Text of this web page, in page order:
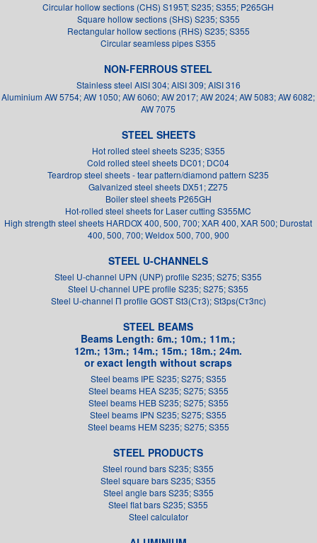
Circular hollow sections (CHS) S195T; S235; S355; P265GH
Square hollow sections (SHS) S235; S355
Rectangular hollow sections (RHS) S235; S355
Circular seamless pipes S355
NON-FERROUS STEEL
Stainless steel AISI 304; AISI 309; AISI 316
Aluminium AW 5754; AW 1050; AW 6060; AW 2017; AW 2024; AW 5083; AW 6082;
AW 7075
STEEL SHEETS
Hot rolled steel sheets S235; S355
Cold rolled steel sheets DC01; DC04
Teardrop steel sheets - tear pattern/diamond pattern S235
Galvanized steel sheets DX51; Z275
Boiler steel sheets P265GH
Hot-rolled steel sheets for Laser cutting S355MC
High strength steel sheets HARDOX 400, 500, 700; XAR 400, XAR 500; Durostat
400, 500, 700; Weldox 500, 700, 900
STEEL U-CHANNELS
Steel U-channel UPN (UNP) profile S235; S275; S355
Steel U-channel UPE profile S235; S275; S355
Steel U-channel П profile GOST St3(Ст3); St3ps(Ст3пс)
STEEL BEAMS
Beams Length: 6m.; 10m.; 11m.;
12m.; 13m.; 14m.; 15m.; 18m.; 24m.
or exact length without scraps
Steel beams IPE S235; S275; S355
Steel beams HEA S235; S275; S355
Steel beams HEB S235; S275; S355
Steel beams IPN S235; S275; S355
Steel beams HEM S235; S275; S355
STEEL PRODUCTS
Steel round bars S235; S355
Steel square bars S235; S355
Steel angle bars S235; S355
Steel flat bars S235; S355
Steel calculator